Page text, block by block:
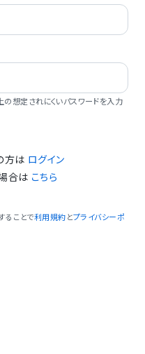
想定されにくいパスワードを入力
方は ログイン
合は こちら
ることで利用規約 とプライバシーポ